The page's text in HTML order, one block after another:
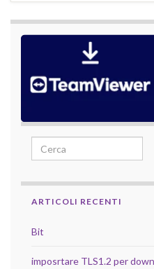
Search for:
ARTICOLI RECENTI
Bit
imposrtare TLS1.2 per